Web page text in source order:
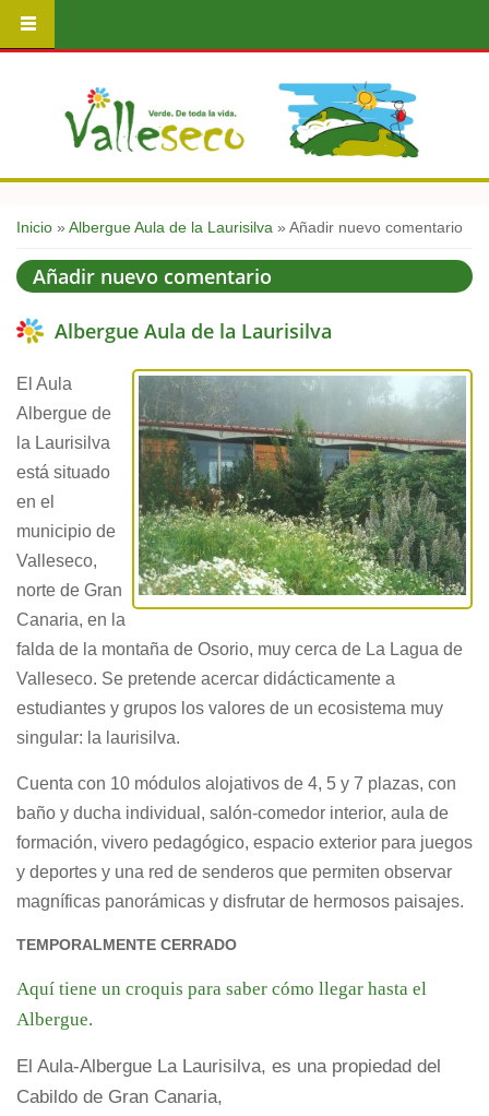
Usted está aquí
Inicio » Albergue Aula de la Laurisilva » Añadir nuevo comentario
Añadir nuevo comentario
Albergue Aula de la Laurisilva
El Aula
Albergue de
la Laurisilva
está situado
en el
municipio de
Valleseco,
norte de Gran
Canaria, en la
falda de la montaña de Osorio, muy cerca de La Lagua de
Valleseco. Se pretende acercar didácticamente a
estudiantes y grupos los valores de un ecosistema muy
singular: la laurisilva.
Cuenta con 10 módulos alojativos de 4, 5 y 7 plazas, con
baño y ducha individual, salón-comedor interior, aula de
formación, vivero pedagógico, espacio exterior para juegos
y deportes y una red de senderos que permiten observar
magníficas panorámicas y disfrutar de hermosos paisajes.
TEMPORALMENTE CERRADO
Aquí tiene un croquis para saber cómo llegar hasta el
Albergue.
El Aula-Albergue La Laurisilva, es una propiedad del
Cabildo de Gran Canaria,